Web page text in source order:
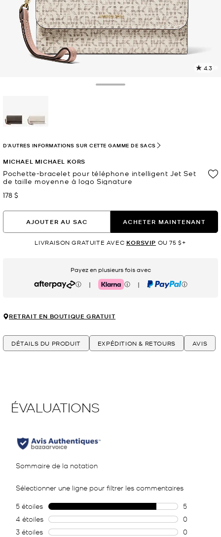
4.3
MICHAEL MICHAEL KORS
Pochette-bracelet pour téléphone intelligent Jet Set
de taille moyenne à logo Signature
maintenant
178 $
D'AUTRES INFORMATIONS SUR CETTE GAMME DE SACS
AJOUTER AU SAC ACHETER MAINTENANT
LIVRAISON GRATUITE AVEC KORSVIP OU 75 $+
Payez en plusieurs fois avec
Afterpay | Klarna | PayPal
RETRAIT EN BOUTIQUE GRATUIT
DÉTAILS DU PRODUIT EXPÉDITION & RETOURS AVIS